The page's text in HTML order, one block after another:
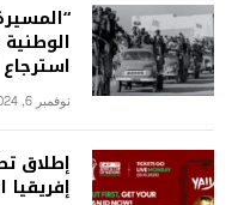
نوفمبر 6, 2024
إطلاق
إفريقيا